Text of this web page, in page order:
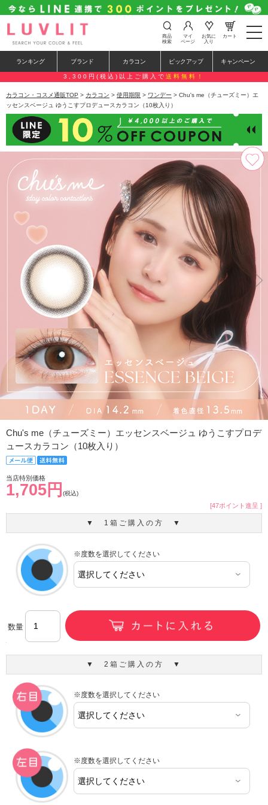
t
o
e
n
a
a
i
o
n
商品
検索
マイ
ページ
お気に
入り
カート
ランキング ブランド カラコン ピックアップ キャンペーン
3,300円(税込)以上ご購入で 送料無料！
カラコン・コスメ通販TOP > カラコン > 使用期限 > ワンデー > Chu's me（チューズミー）エ
ッセンスベージュ ゆうこすプロデュースカラコン（10枚入り）
Chu's me（チューズミー）エッセンスベージュ ゆうこすプロデ
ュースカラコン（10枚入り）
当店特別価格
1,705円 (税込)
[47ポイント進呈 ]
▼ 1箱ご購入の方 ▼
※度数を選択してください
数量
▼ 2箱ご購入の方 ▼
※度数を選択してください
※度数を選択してください